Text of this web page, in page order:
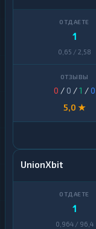
1
0,65 / 2,58
0 / 0 /1 /0
5,0 ★
UnionXbit
1
0,964 / 96,4